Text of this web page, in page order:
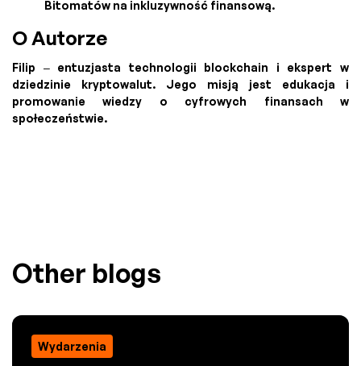
Bitomatów na inkluzywność finansową.
O Autorze
Filip – entuzjasta technologii blockchain i ekspert w
dziedzinie kryptowalut. Jego misją jest edukacja i
promowanie wiedzy o cyfrowych finansach w
społeczeństwie.
Other blogs
Wydarzenia